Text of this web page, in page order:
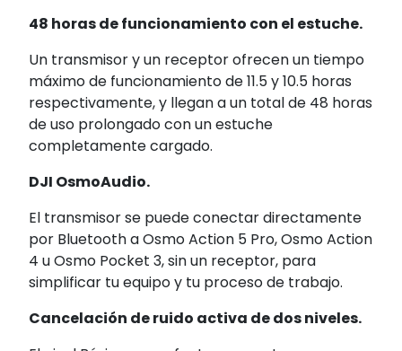
48 horas de funcionamiento con el estuche.
Un transmisor y un receptor ofrecen un tiempo
máximo de funcionamiento de 11.5 y 10.5 horas
respectivamente, y llegan a un total de 48 horas
de uso prolongado con un estuche
completamente cargado.
DJI OsmoAudio.
El transmisor se puede conectar directamente
por Bluetooth a Osmo Action 5 Pro, Osmo Action
4 u Osmo Pocket 3, sin un receptor, para
simplificar tu equipo y tu proceso de trabajo.
Cancelación de ruido activa de dos niveles.